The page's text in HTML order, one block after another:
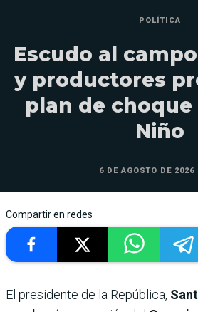
POLÍTICA
Escudo al
y productores
plan de choque
Niño
6 DE AGOSTO DE 2026
Compartir en redes
El presidente de la República,